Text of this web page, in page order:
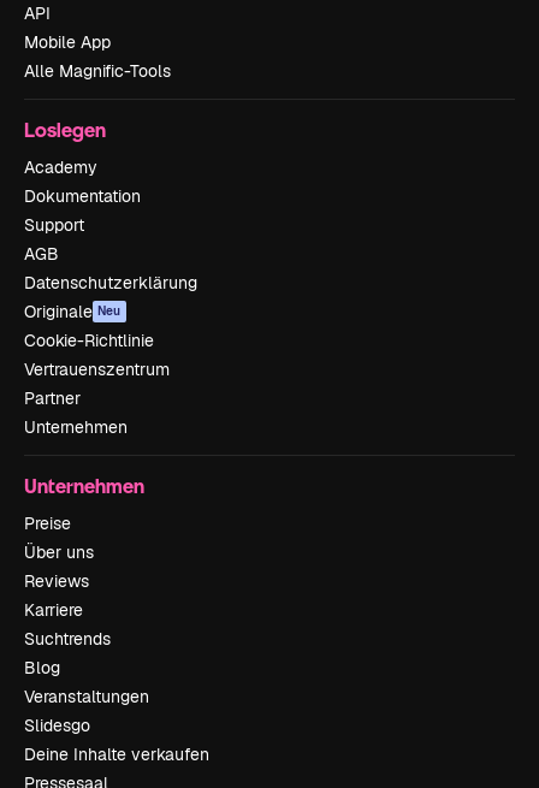
API
Mobile App
Alle Magnific-Tools
Loslegen
Academy
Dokumentation
Support
AGB
Datenschutzerklärung
Originale Neu
Cookie-Richtlinie
Vertrauenszentrum
Partner
Unternehmen
Unternehmen
Preise
Über uns
Reviews
Karriere
Suchtrends
Blog
Veranstaltungen
Slidesgo
Deine Inhalte verkaufen
Pressesaal